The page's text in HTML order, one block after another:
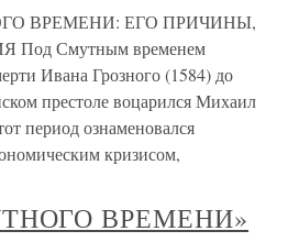
ВРЕМЕНИ: ЕГО ПРИЧИНЫ,
Смутным временем
Ивана Грозного (1584) до
престоле воцарился Михаил
период ознаменовался
кризисом,
ВРЕМЕНИ»